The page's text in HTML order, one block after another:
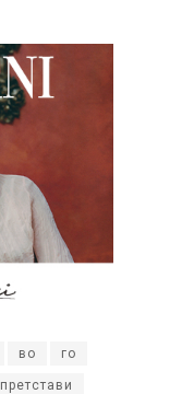
во го
претстави